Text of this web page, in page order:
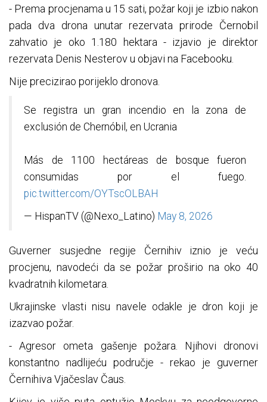
- Prema procjenama u 15 sati, požar koji je izbio nakon
pada dva drona unutar rezervata prirode Černobil
zahvatio je oko 1.180 hektara - izjavio je direktor
rezervata Denis Nesterov u objavi na Facebooku.
Nije precizirao porijeklo dronova.
Se registra un gran incendio en la zona de
exclusión de Chernóbil, en Ucrania
Más de 1100 hectáreas de bosque fueron
consumidas por el fuego.
pic.twitter.com/OYTscOLBAH
— HispanTV (@Nexo_Latino) May 8, 2026
Guverner susjedne regije Černihiv iznio je veću
procjenu, navodeći da se požar proširio na oko 40
kvadratnih kilometara.
Ukrajinske vlasti nisu navele odakle je dron koji je
izazvao požar.
- Agresor ometa gašenje požara. Njihovi dronovi
konstantno nadlijeću područje - rekao je guverner
Černihiva Vjačeslav Čaus.